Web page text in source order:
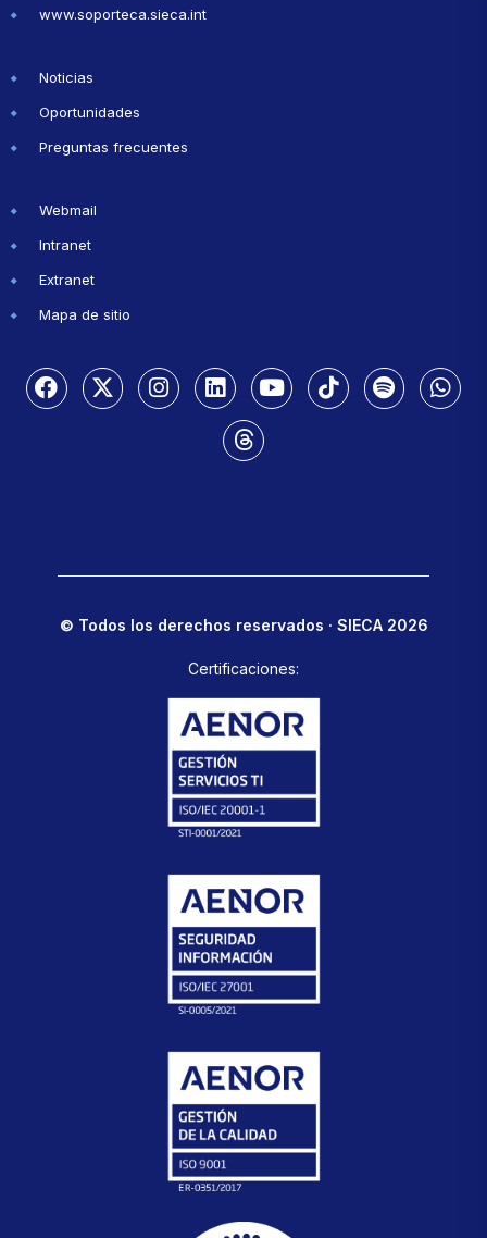
www.soporteca.sieca.int
Noticias
Oportunidades
Preguntas frecuentes
Webmail
Intranet
Extranet
Mapa de sitio
© Todos los derechos reservados · SIECA 2026
Certificaciones: